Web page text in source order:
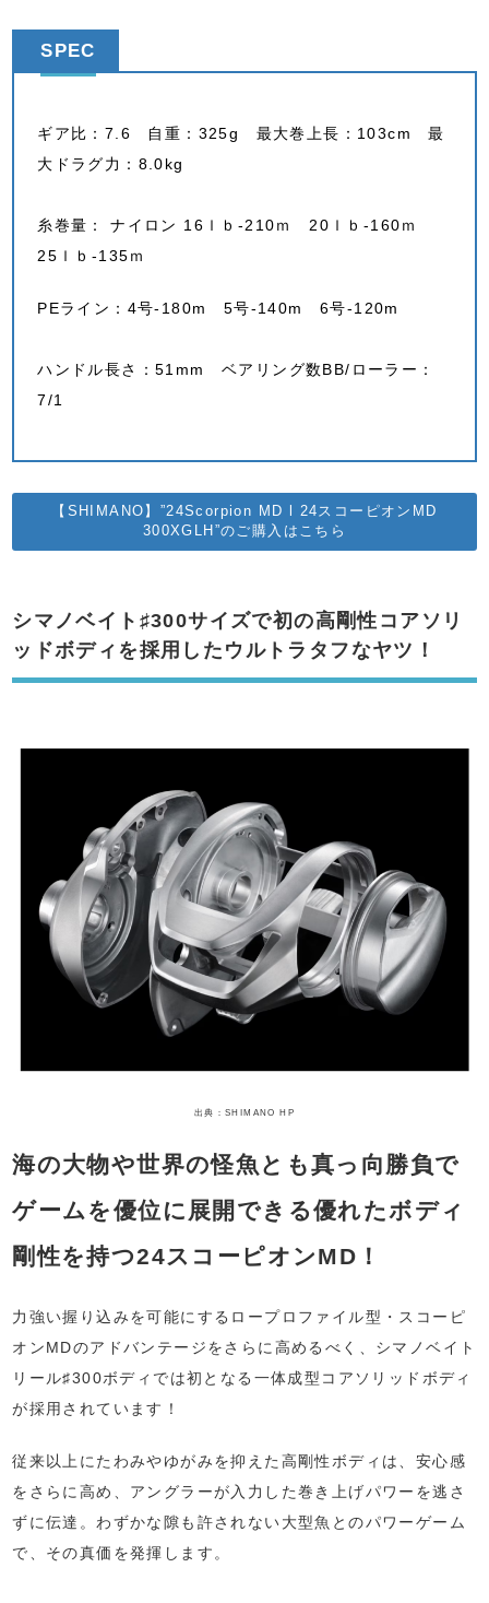
SPEC
ギア比：7.6 自重：325g 最大巻上長：103cm 最
大ドラグ力：8.0kg
糸巻量： ナイロン 16ｌｂ-210ｍ 20ｌｂ-160ｍ
25ｌｂ-135ｍ
PEライン：4号-180m 5号-140m 6号-120m
ハンドル長さ：51mm ベアリング数BB/ローラー：
7/1
【SHIMANO】”24Scorpion MD l 24スコーピオンMD
300XGLH”のご購入はこちら
シマノベイト♯300サイズで初の高剛性コアソリ
ッドボディを採用したウルトラタフなヤツ！
出典：SHIMANO HP
海の大物や世界の怪魚とも真っ向勝負で
ゲームを優位に展開できる優れたボディ
剛性を持つ24スコーピオンMD！
力強い握り込みを可能にするロープロファイル型・スコーピ
オンMDのアドバンテージをさらに高めるべく、シマノベイト
リール♯300ボディでは初となる一体成型コアソリッドボディ
が採用されています！
従来以上にたわみやゆがみを抑えた高剛性ボディは、安心感
をさらに高め、アングラーが入力した巻き上げパワーを逃さ
ずに伝達。わずかな隙も許されない大型魚とのパワーゲーム
で、その真価を発揮します。